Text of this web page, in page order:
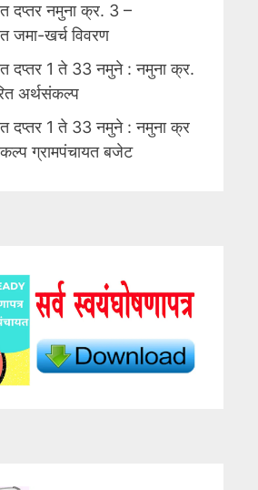
दप्तर नमुना क्र. 3 –
जमा-खर्च विवरण
दप्तर 1 ते 33 नमुने : नमुना क्र.
अर्थसंकल्प
दप्तर 1 ते 33 नमुने : नमुना क्र
ग्रामपंचायत बजेट